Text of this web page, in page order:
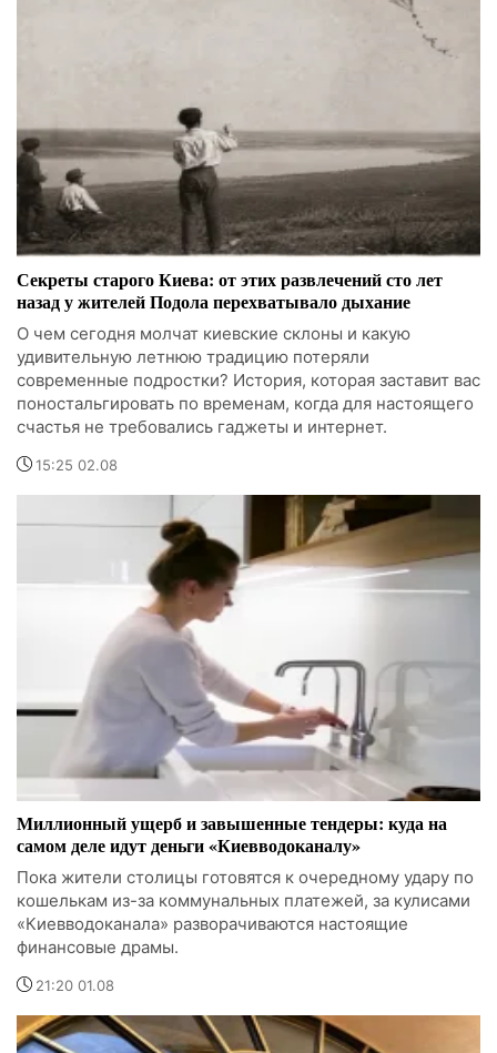
Секреты старого Киева: от этих развлечений сто лет
назад у жителей Подола перехватывало дыхание
О чем сегодня молчат киевские склоны и какую
удивительную летнюю традицию потеряли
современные подростки? История, которая заставит вас
поностальгировать по временам, когда для настоящего
счастья не требовались гаджеты и интернет.
15:25 02.08
Миллионный ущерб и завышенные тендеры: куда на
самом деле идут деньги «Киевводоканалу»
Пока жители столицы готовятся к очередному удару по
кошелькам из-за коммунальных платежей, за кулисами
«Киевводоканала» разворачиваются настоящие
финансовые драмы.
21:20 01.08